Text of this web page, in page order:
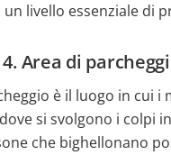
livello essenziale di
4. Area di
è il luogo in cui i
si svolgono i colpi
che bighellonano